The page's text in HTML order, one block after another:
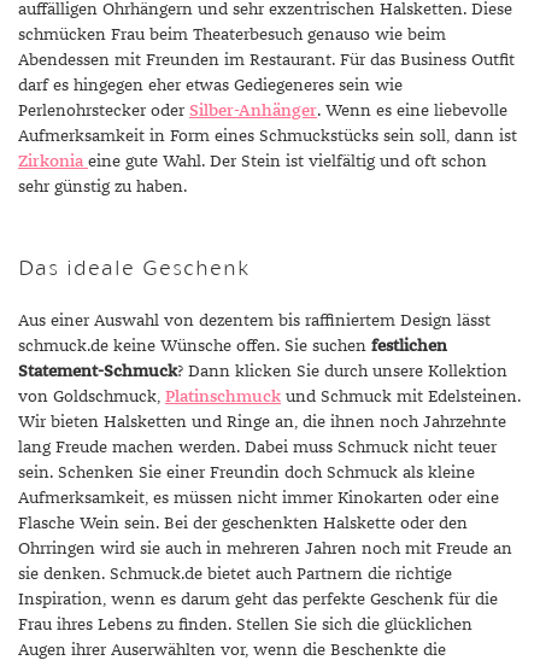
auffälligen Ohrhängern und sehr exzentrischen Halsketten. Diese
schmücken Frau beim Theaterbesuch genauso wie beim
Abendessen mit Freunden im Restaurant. Für das Business Outfit
darf es hingegen eher etwas Gediegeneres sein wie
Perlenohrstecker oder Silber-Anhänger. Wenn es eine liebevolle
Aufmerksamkeit in Form eines Schmuckstücks sein soll, dann ist
Zirkonia eine gute Wahl. Der Stein ist vielfältig und oft schon
sehr günstig zu haben.
Das ideale Geschenk
Aus einer Auswahl von dezentem bis raffiniertem Design lässt
schmuck.de keine Wünsche offen. Sie suchen festlichen
Statement-Schmuck? Dann klicken Sie durch unsere Kollektion
von Goldschmuck, Platinschmuck und Schmuck mit Edelsteinen.
Wir bieten Halsketten und Ringe an, die ihnen noch Jahrzehnte
lang Freude machen werden. Dabei muss Schmuck nicht teuer
sein. Schenken Sie einer Freundin doch Schmuck als kleine
Aufmerksamkeit, es müssen nicht immer Kinokarten oder eine
Flasche Wein sein. Bei der geschenkten Halskette oder den
Ohrringen wird sie auch in mehreren Jahren noch mit Freude an
sie denken. Schmuck.de bietet auch Partnern die richtige
Inspiration, wenn es darum geht das perfekte Geschenk für die
Frau ihres Lebens zu finden. Stellen Sie sich die glücklichen
Augen ihrer Auserwählten vor, wenn die Beschenkte die